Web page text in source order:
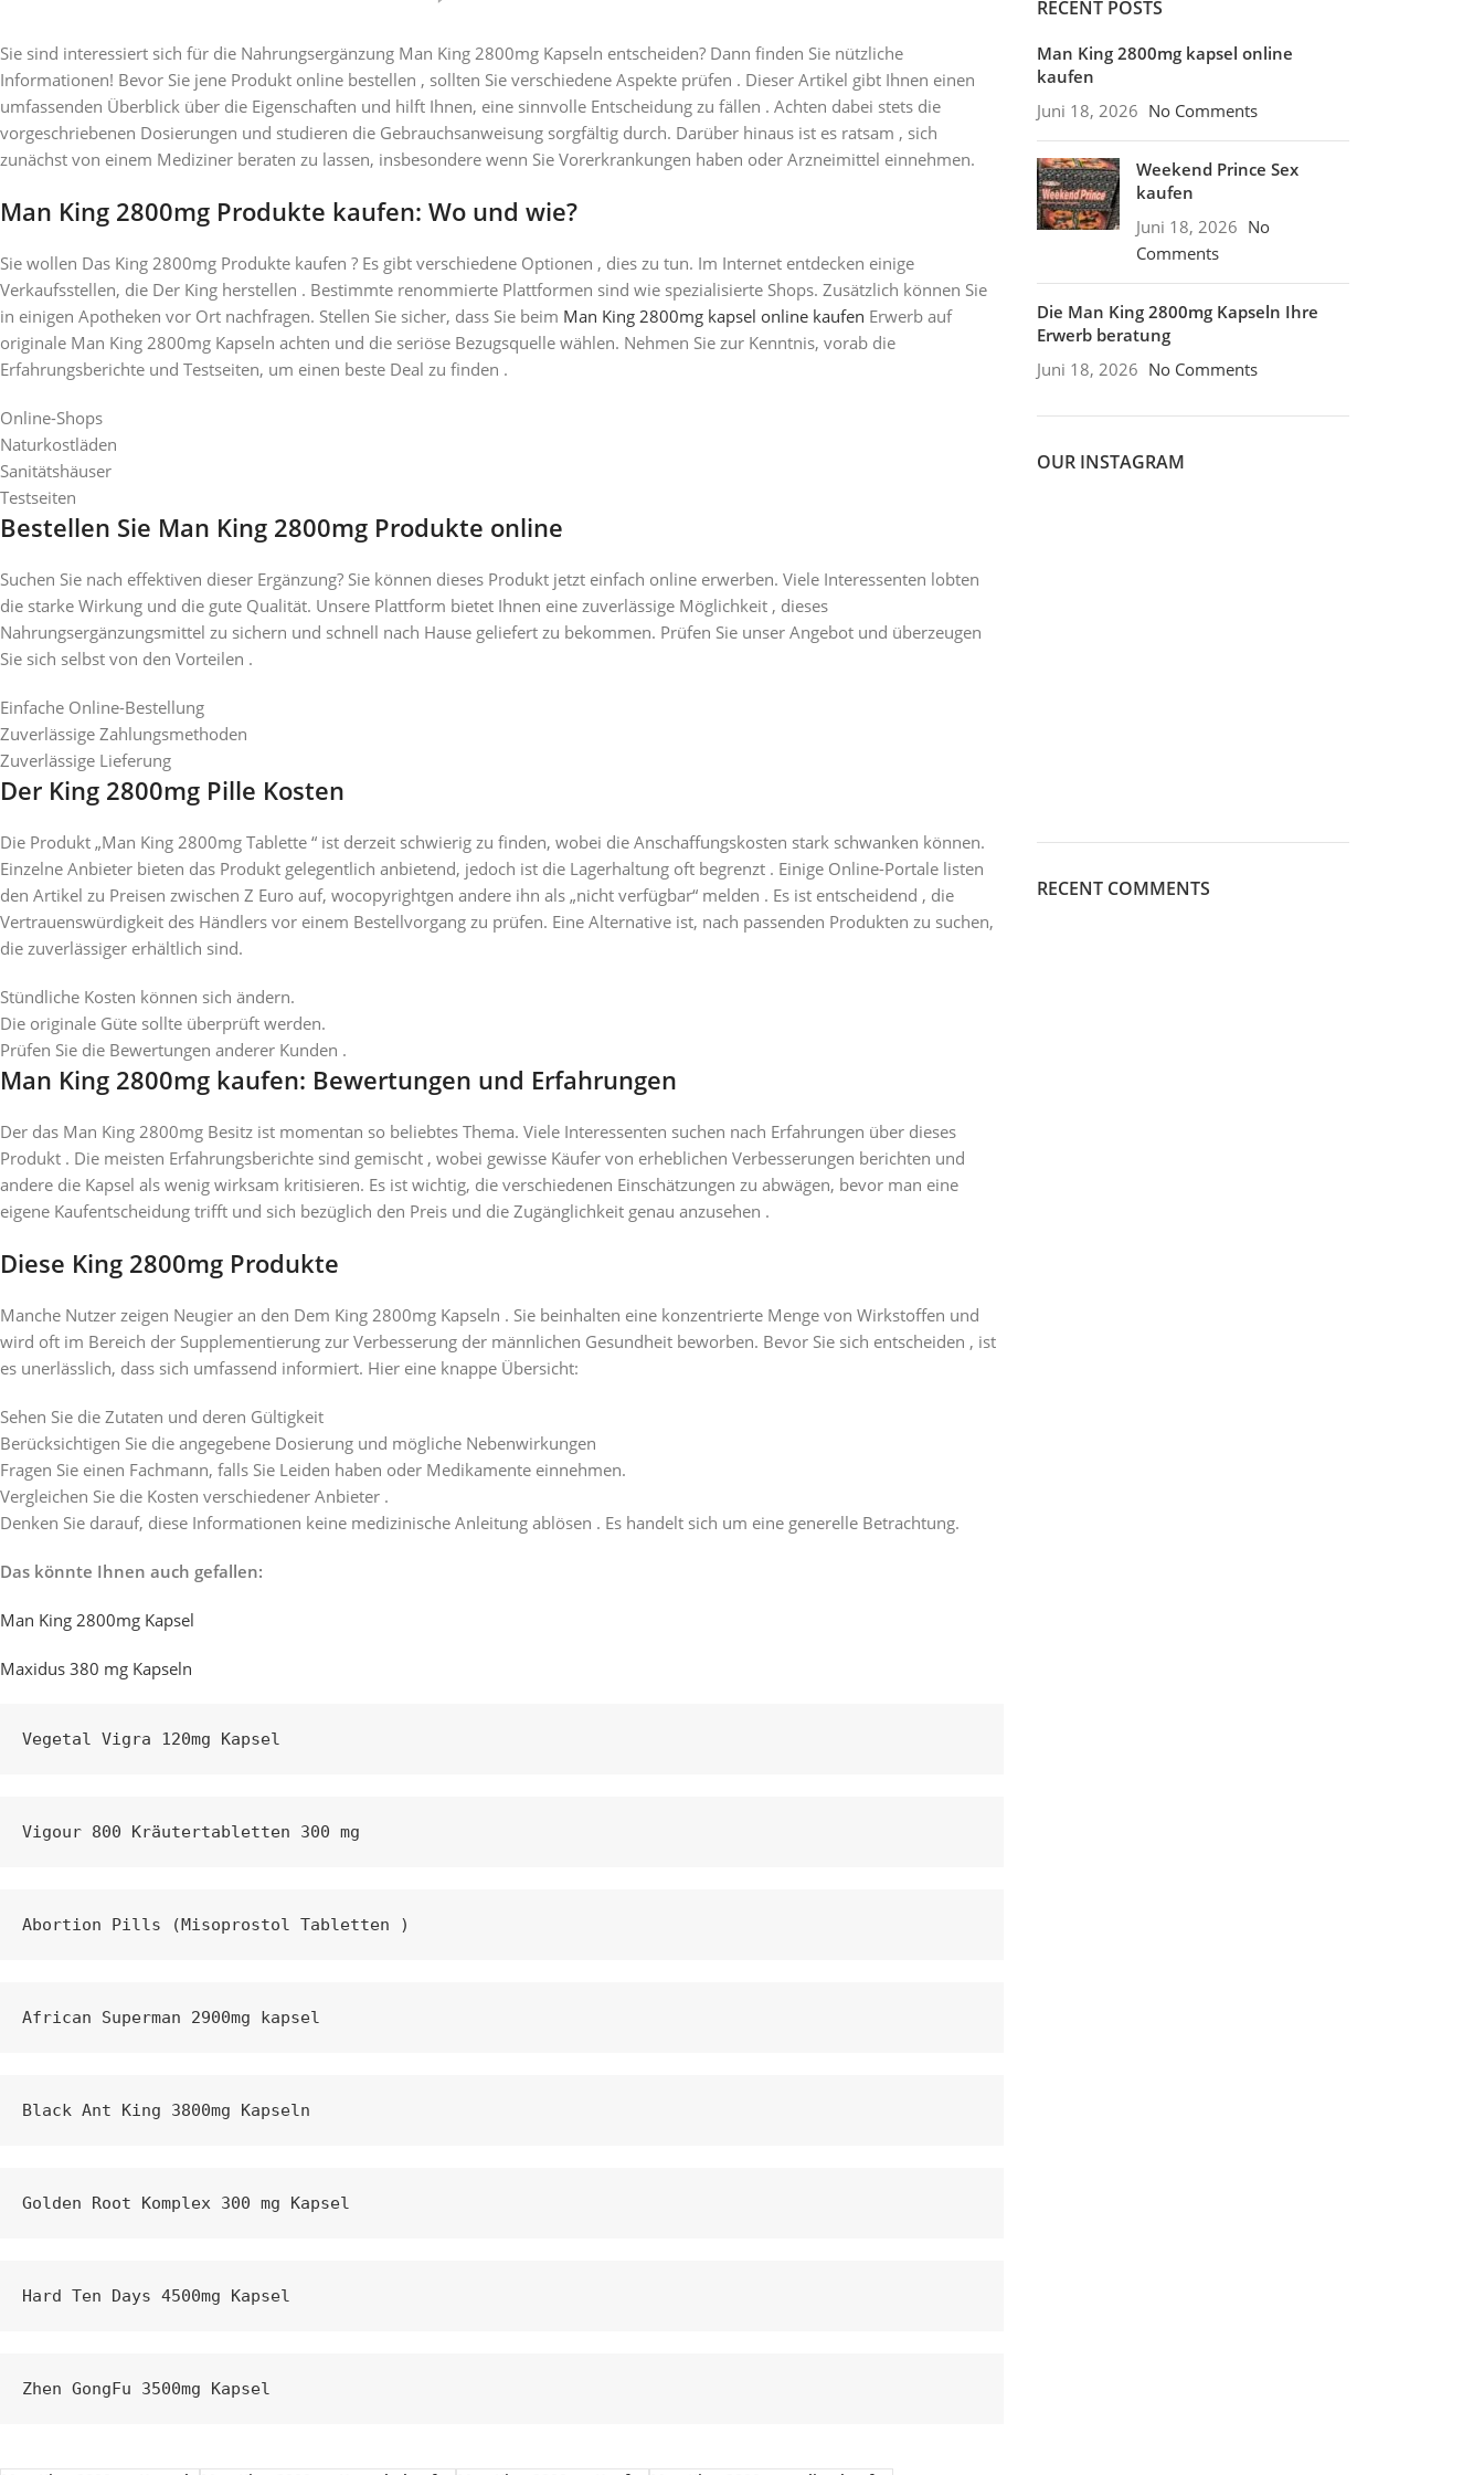
Sie sind interessiert sich für die Nahrungsergänzung Man King 2800mg Kapseln entscheiden? Dann finden Sie nützliche
Informationen! Bevor Sie jene Produkt online bestellen , sollten Sie verschiedene Aspekte prüfen . Dieser Artikel gibt Ihnen einen
umfassenden Überblick über die Eigenschaften und hilft Ihnen, eine sinnvolle Entscheidung zu fällen . Achten dabei stets die
vorgeschriebenen Dosierungen und studieren die Gebrauchsanweisung sorgfältig durch. Darüber hinaus ist es ratsam , sich
zunächst von einem Mediziner beraten zu lassen, insbesondere wenn Sie Vorerkrankungen haben oder Arzneimittel einnehmen.
Man King 2800mg Produkte kaufen: Wo und wie?
Sie wollen Das King 2800mg Produkte kaufen ? Es gibt verschiedene Optionen , dies zu tun. Im Internet entdecken einige
Verkaufsstellen, die Der King herstellen . Bestimmte renommierte Plattformen sind wie spezialisierte Shops. Zusätzlich können Sie
in einigen Apotheken vor Ort nachfragen. Stellen Sie sicher, dass Sie beim Man King 2800mg kapsel online kaufen Erwerb auf
originale Man King 2800mg Kapseln achten und die seriöse Bezugsquelle wählen. Nehmen Sie zur Kenntnis, vorab die
Erfahrungsberichte und Testseiten, um einen beste Deal zu finden .
Online-Shops
Naturkostläden
Sanitätshäuser
Testseiten
Bestellen Sie Man King 2800mg Produkte online
Suchen Sie nach effektiven dieser Ergänzung? Sie können dieses Produkt jetzt einfach online erwerben. Viele Interessenten lobten
die starke Wirkung und die gute Qualität. Unsere Plattform bietet Ihnen eine zuverlässige Möglichkeit , dieses
Nahrungsergänzungsmittel zu sichern und schnell nach Hause geliefert zu bekommen. Prüfen Sie unser Angebot und überzeugen
Sie sich selbst von den Vorteilen .
Einfache Online-Bestellung
Zuverlässige Zahlungsmethoden
Zuverlässige Lieferung
Der King 2800mg Pille Kosten
Die Produkt „Man King 2800mg Tablette “ ist derzeit schwierig zu finden, wobei die Anschaffungskosten stark schwanken können.
Einzelne Anbieter bieten das Produkt gelegentlich anbietend, jedoch ist die Lagerhaltung oft begrenzt . Einige Online-Portale listen
den Artikel zu Preisen zwischen Z Euro auf, wocopyrightgen andere ihn als „nicht verfügbar“ melden . Es ist entscheidend , die
Vertrauenswürdigkeit des Händlers vor einem Bestellvorgang zu prüfen. Eine Alternative ist, nach passenden Produkten zu suchen,
die zuverlässiger erhältlich sind.
Stündliche Kosten können sich ändern.
Die originale Güte sollte überprüft werden.
Prüfen Sie die Bewertungen anderer Kunden .
Man King 2800mg kaufen: Bewertungen und Erfahrungen
Der das Man King 2800mg Besitz ist momentan so beliebtes Thema. Viele Interessenten suchen nach Erfahrungen über dieses
Produkt . Die meisten Erfahrungsberichte sind gemischt , wobei gewisse Käufer von erheblichen Verbesserungen berichten und
andere die Kapsel als wenig wirksam kritisieren. Es ist wichtig, die verschiedenen Einschätzungen zu abwägen, bevor man eine
eigene Kaufentscheidung trifft und sich bezüglich den Preis und die Zugänglichkeit genau anzusehen .
Diese King 2800mg Produkte
Manche Nutzer zeigen Neugier an den Dem King 2800mg Kapseln . Sie beinhalten eine konzentrierte Menge von Wirkstoffen und
wird oft im Bereich der Supplementierung zur Verbesserung der männlichen Gesundheit beworben. Bevor Sie sich entscheiden , ist
es unerlässlich, dass sich umfassend informiert. Hier eine knappe Übersicht:
Sehen Sie die Zutaten und deren Gültigkeit
Berücksichtigen Sie die angegebene Dosierung und mögliche Nebenwirkungen
Fragen Sie einen Fachmann, falls Sie Leiden haben oder Medikamente einnehmen.
Vergleichen Sie die Kosten verschiedener Anbieter .
Denken Sie darauf, diese Informationen keine medizinische Anleitung ablösen . Es handelt sich um eine generelle Betrachtung.
Das könnte Ihnen auch gefallen:
Man King 2800mg Kapsel
Maxidus 380 mg Kapseln
Vegetal Vigra 120mg Kapsel
Vigour 800 Kräutertabletten 300 mg
Abortion Pills (Misoprostol Tabletten )
African Superman 2900mg kapsel
Black Ant King 3800mg Kapseln
Golden Root Komplex 300 mg Kapsel
Hard Ten Days 4500mg Kapsel
Zhen GongFu 3500mg Kapsel
RECENT POSTS
Man King 2800mg kapsel online
kaufen
Juni 18, 2026 No Comments
Weekend Prince Sex
kaufen
Juni 18, 2026 No
Comments
Die Man King 2800mg Kapseln Ihre
Erwerb beratung
Juni 18, 2026 No Comments
OUR INSTAGRAM
RECENT COMMENTS